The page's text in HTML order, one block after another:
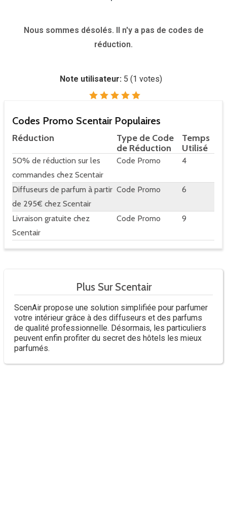
Nous sommes désolés. Il n'y a pas de codes de
réduction.
Note utilisateur: 5 (1 votes)
Codes Promo Scentair Populaires
Réduction
Type de Code
de Réduction
Temps
Utilisé
50% de réduction sur les
commandes chez Scentair
Code Promo 4
Diffuseurs de parfum à partir
de 295€ chez Scentair
Code Promo 6
Livraison gratuite chez
Scentair
Code Promo 9
Plus Sur Scentair
ScenAir propose une solution simplifiée pour parfumer
votre intérieur grâce à des diffuseurs et des parfums
de qualité professionnelle. Désormais, les particuliers
peuvent enfin profiter du secret des hôtels les mieux
parfumés.